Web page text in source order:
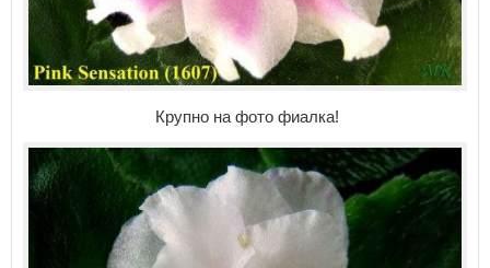
Крупно на фото фиалка!